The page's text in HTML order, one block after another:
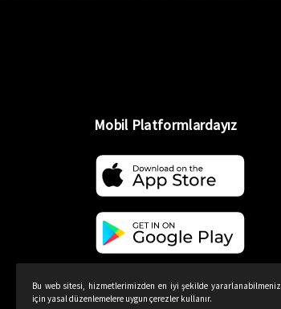
Mobil Platformlardayız
Bu web sitesi, hizmetlerimizden en iyi şekilde yararlanabilmeniz
için yasal düzenlemelere uygun çerezler kullanır.